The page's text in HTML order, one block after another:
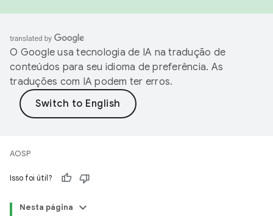
O Google usa tecnologia de IA na tradução de
conteúdos para seu idioma de preferência. As
traduções com IA podem ter erros.
AOSP
Isso foi útil?
Nesta página